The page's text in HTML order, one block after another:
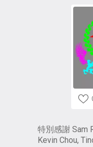
特別感謝 Sam
Kevin Chou,